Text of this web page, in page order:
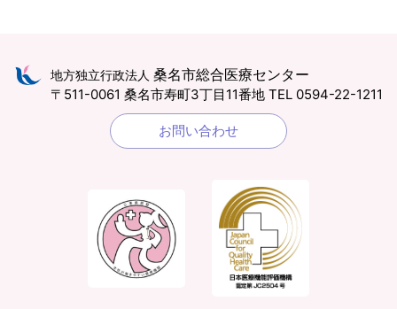
地方独立行政法人 桑名市総合医療センター
〒511-0061 桑名市寿町3丁目11番地 TEL 0594-22-1211
お問い合わせ